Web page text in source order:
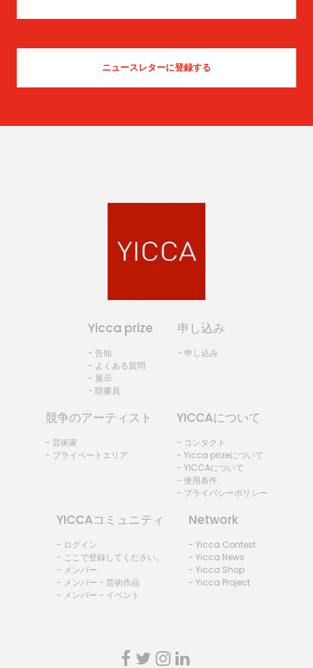
Yicca prize
- 告知
- よくある質問
- 展示
- 陪審員
申し込み
- 申し込み
競争のアーティスト
- 芸術家
- プライベートエリア
YICCAについて
- コンタクト
- Yicca prizeについて
- YICCAについて
- 使用条件
- プライバシーポリシー
YICCAコミュニティ
- ログイン
- ここで登録してください。
- メンバー
- メンバー - 芸術作品
- メンバー - イベント
Network
- Yicca Contest
- Yicca News
- Yicca Shop
- Yicca Project